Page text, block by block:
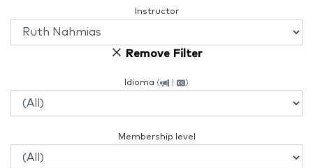
Instructor
Remove Filter
Idioma ( | )
Membership level